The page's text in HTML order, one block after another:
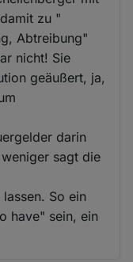
zu "
Abtreibung"
nicht! Sie
geäußert, ja,
darin
sagt die
So ein
have" sein, ein